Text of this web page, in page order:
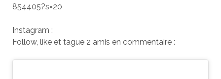
854405?s=20
Instagram :
Follow, like et tague 2 amis en commentaire :